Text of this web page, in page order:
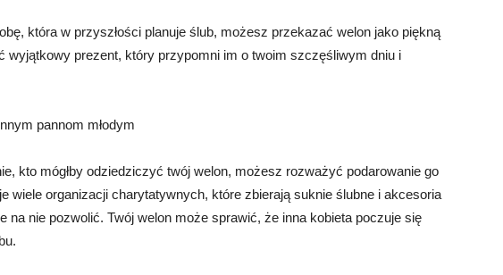
która w przyszłości planuje ślub, możesz przekazać welon jako piękną
wyjątkowy prezent, który przypomni im o twoim szczęśliwym dniu i
pannom młodym
kto mógłby odziedziczyć twój welon, możesz rozważyć podarowanie go
wiele organizacji charytatywnych, które zbierają suknie ślubne i akcesoria
na nie pozwolić. Twój welon może sprawić, że inna kobieta poczuje się